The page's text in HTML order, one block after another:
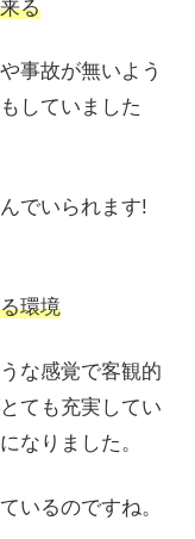
る
事故が無いよう
していました
でいられます!
環境
な感覚で客観的
ても充実してい
なりました。
いるのですね。